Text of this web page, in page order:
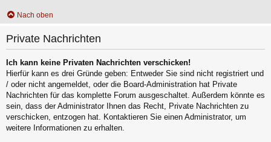
Nach oben
Private Nachrichten
Ich kann keine Privaten Nachrichten verschicken!
Hierfür kann es drei Gründe geben: Entweder Sie sind nicht registriert und
/ oder nicht angemeldet, oder die Board-Administration hat Private
Nachrichten für das komplette Forum ausgeschaltet. Außerdem könnte es
sein, dass der Administrator Ihnen das Recht, Private Nachrichten zu
verschicken, entzogen hat. Kontaktieren Sie einen Administrator, um
weitere Informationen zu erhalten.